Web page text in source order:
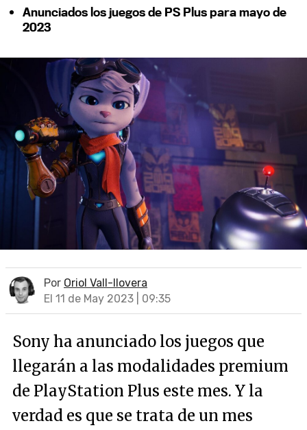
Anunciados los juegos de PS Plus para mayo de
2023
Por Oriol Vall-llovera
El 11 de May 2023 | 09:35
Sony ha anunciado los juegos que
llegarán a las modalidades premium
de PlayStation Plus este mes. Y la
verdad es que se trata de un mes